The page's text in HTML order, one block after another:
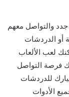
والتواصل معهم
أو الدردشات
لعب الألعاب
فرصة التواصل
للدردشات
الأدوات